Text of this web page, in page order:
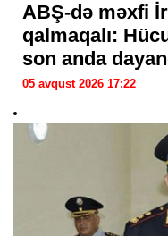
ABŞ-də məxfi
qalmaqalı:
son anda
05 avqust 2026 17:22